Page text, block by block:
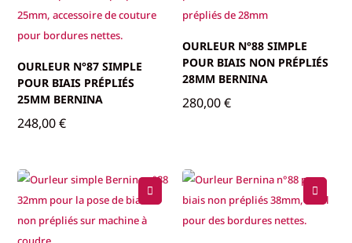
OURLEUR N°87 SIMPLE
POUR BIAIS PRÉPLIÉS
25MM BERNINA
248,00€
OURLEUR N°88 SIMPLE
POUR BIAIS NON PRÉPLIÉS
28MM BERNINA
280,00€